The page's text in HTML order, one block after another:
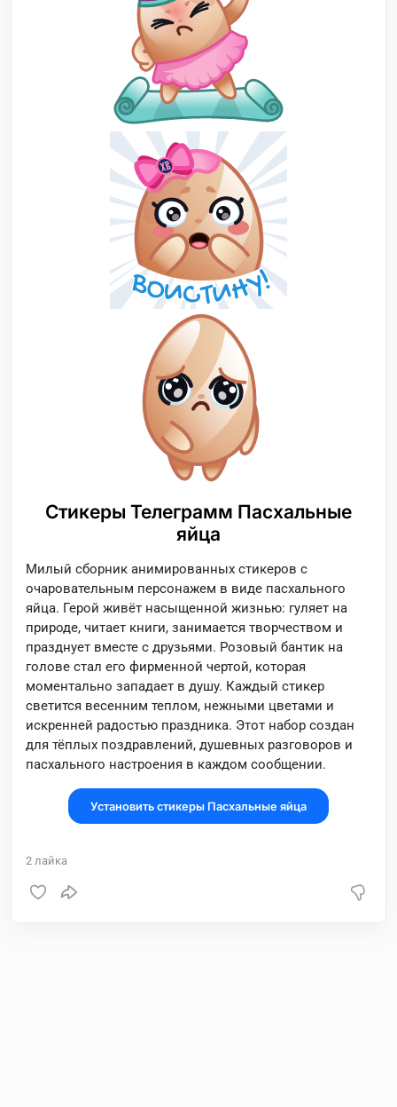
Стикеры Телеграмм Пасхальные
яйца
Милый сборник анимированных стикеров с
очаровательным персонажем в виде пасхального
яйца. Герой живёт насыщенной жизнью: гуляет на
природе, читает книги, занимается творчеством и
празднует вместе с друзьями. Розовый бантик на
голове стал его фирменной чертой, которая
моментально западает в душу. Каждый стикер
светится весенним теплом, нежными цветами и
искренней радостью праздника. Этот набор создан
для тёплых поздравлений, душевных разговоров и
пасхального настроения в каждом сообщении.
Установить стикеры Пасхальные яйца
2 лайка